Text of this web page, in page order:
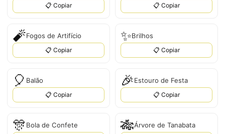
📋 Copiar 📋 Copiar
🧨Fogos de Artifício
📋 Copiar
✨Brilhos
📋 Copiar
🎈 Balão
📋 Copiar
🎉 Estouro de Festa
📋 Copiar
🎊 Bola de Confete 🎋Árvore de Tanabata